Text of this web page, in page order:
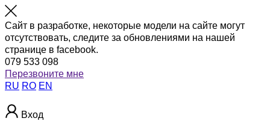
Сайт в разработке, некоторые модели на сайте могут
отсутствовать, следите за обновлениями на нашей
странице в facebook.
079 533 098
Перезвоните мне
RU RO EN
Вход